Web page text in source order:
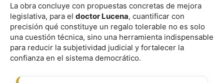
La obra concluye con propuestas concretas de mejora
legislativa, para el doctor Lucena, cuantificar con
precisión qué constituye un regalo tolerable no es solo
una cuestión técnica, sino una herramienta indispensable
para reducir la subjetividad judicial y fortalecer la
confianza en el sistema democrático.